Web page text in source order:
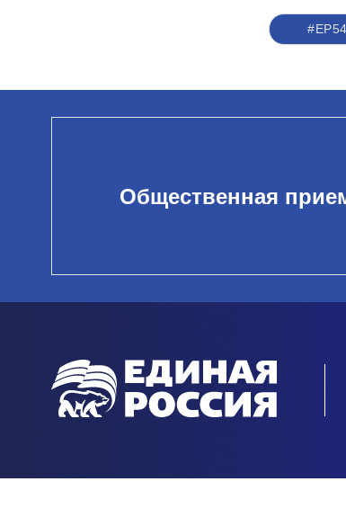
#ЕР54
Общественная